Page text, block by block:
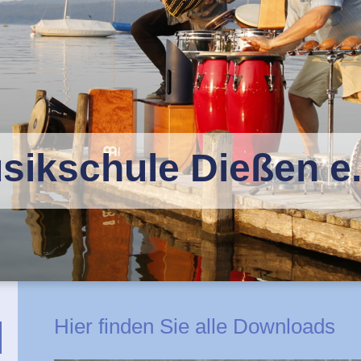
Dießen
Hier finden Sie alle Downloads